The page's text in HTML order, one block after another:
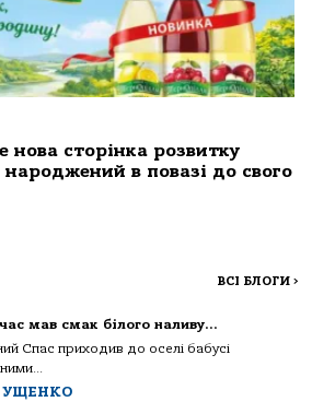
нова сторінка розвитку
народжений в повазі до свого
ВСІ БЛОГИ >
мав смак білого наливу…
Спас приходив до оселі бабусі
УЩЕНКО